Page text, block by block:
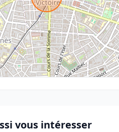
vous intéresser